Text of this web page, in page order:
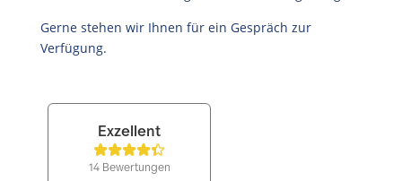
Gerne stehen wir Ihnen für ein Gespräch zur
Verfügung.